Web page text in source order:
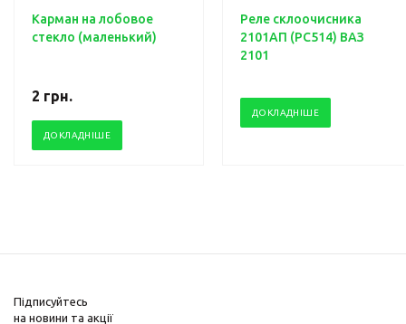
Карман на лобовое
стекло (маленький)
2 грн.
ДОКЛАДНІШЕ
Реле склоочисника
2101АП (PC514) ВАЗ
2101
ДОКЛАДНІШЕ
Підписуйтесь
на новини та акції